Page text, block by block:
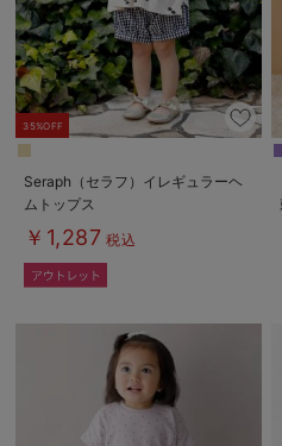
35%OFF
Seraph（セラフ）イレギュラーヘ
ムトップス
￥1,287 税込